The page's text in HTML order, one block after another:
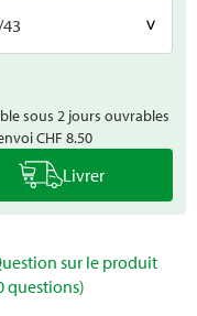
sous 2 jours ouvrables
CHF 8.50
Livrer
sur le produit
questions)